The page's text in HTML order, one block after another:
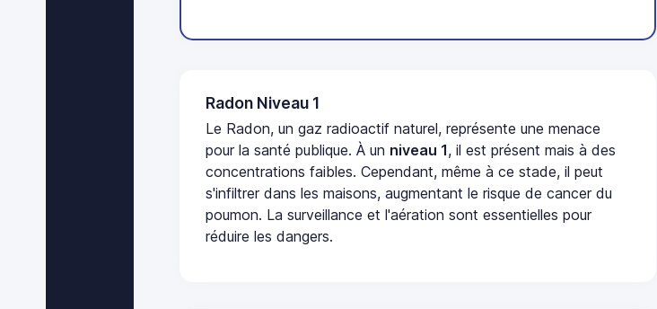
Radon Niveau 1
Le Radon, un gaz radioactif naturel, représente une menace
pour la santé publique. À un niveau 1, il est présent mais à des
concentrations faibles. Cependant, même à ce stade, il peut
s'infiltrer dans les maisons, augmentant le risque de cancer du
poumon. La surveillance et l'aération sont essentielles pour
réduire les dangers.